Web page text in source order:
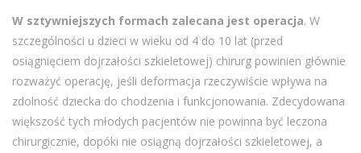
W sztywniejszych formach zalecana jest operacja. W
szczególności u dzieci w wieku od 4 do 10 lat (przed
osiągnięciem dojrzałości szkieletowej) chirurg powinien głównie
rozważyć operację, jeśli deformacja rzeczywiście wpływa na
zdolność dziecka do chodzenia i funkcjonowania. Zdecydowana
większość tych młodych pacjentów nie powinna być leczona
chirurgicznie, dopóki nie osiągną dojrzałości szkieletowej, a